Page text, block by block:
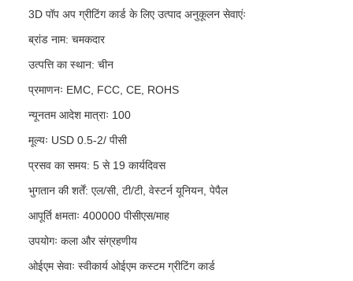
3D पॉप अप ग्रीटिंग कार्ड के लिए उत्पाद अनुकूलन सेवाएंः
ब्रांड नाम: चमकदार
उत्पत्ति का स्थान: चीन
प्रमाणनः EMC, FCC, CE, ROHS
न्यूनतम आदेश मात्राः 100
मूल्यः USD 0.5-2/ पीसी
प्रसव का समय: 5 से 19 कार्यदिवस
भुगतान की शर्तें: एल/सी, टी/टी, वेस्टर्न यूनियन, पेपैल
आपूर्ति क्षमताः 400000 पीसीएस/माह
उपयोगः कला और संग्रहणीय
ओईएम सेवाः स्वीकार्य ओईएम कस्टम ग्रीटिंग कार्ड